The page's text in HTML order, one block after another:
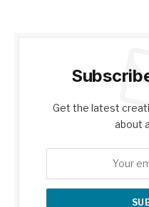
Get the latest
about